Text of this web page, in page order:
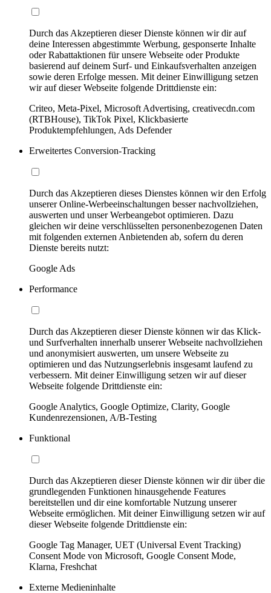
Durch das Akzeptieren dieser Dienste können wir dir auf
deine Interessen abgestimmte Werbung, gesponserte Inhalte
oder Rabattaktionen für unsere Webseite oder Produkte
basierend auf deinem Surf- und Einkaufsverhalten anzeigen
sowie deren Erfolge messen. Mit deiner Einwilligung setzen
wir auf dieser Webseite folgende Drittdienste ein:
Criteo, Meta-Pixel, Microsoft Advertising, creativecdn.com
(RTBHouse), TikTok Pixel, Klickbasierte
Produktempfehlungen, Ads Defender
Erweitertes Conversion-Tracking
Durch das Akzeptieren dieses Dienstes können wir den Erfolg
unserer Online-Werbeeinschaltungen besser nachvollziehen,
auswerten und unser Werbeangebot optimieren. Dazu
gleichen wir deine verschlüsselten personenbezogenen Daten
mit folgenden externen Anbietenden ab, sofern du deren
Dienste bereits nutzt:
Google Ads
Performance
Durch das Akzeptieren dieser Dienste können wir das Klick-
und Surfverhalten innerhalb unserer Webseite nachvollziehen
und anonymisiert auswerten, um unsere Webseite zu
optimieren und das Nutzungserlebnis insgesamt laufend zu
verbessern. Mit deiner Einwilligung setzen wir auf dieser
Webseite folgende Drittdienste ein:
Google Analytics, Google Optimize, Clarity, Google
Kundenrezensionen, A/B-Testing
Funktional
Durch das Akzeptieren dieser Dienste können wir dir über die
grundlegenden Funktionen hinausgehende Features
bereitstellen und dir eine komfortable Nutzung unserer
Webseite ermöglichen. Mit deiner Einwilligung setzen wir auf
dieser Webseite folgende Drittdienste ein:
Google Tag Manager, UET (Universal Event Tracking)
Consent Mode von Microsoft, Google Consent Mode,
Klarna, Freshchat
Externe Medieninhalte